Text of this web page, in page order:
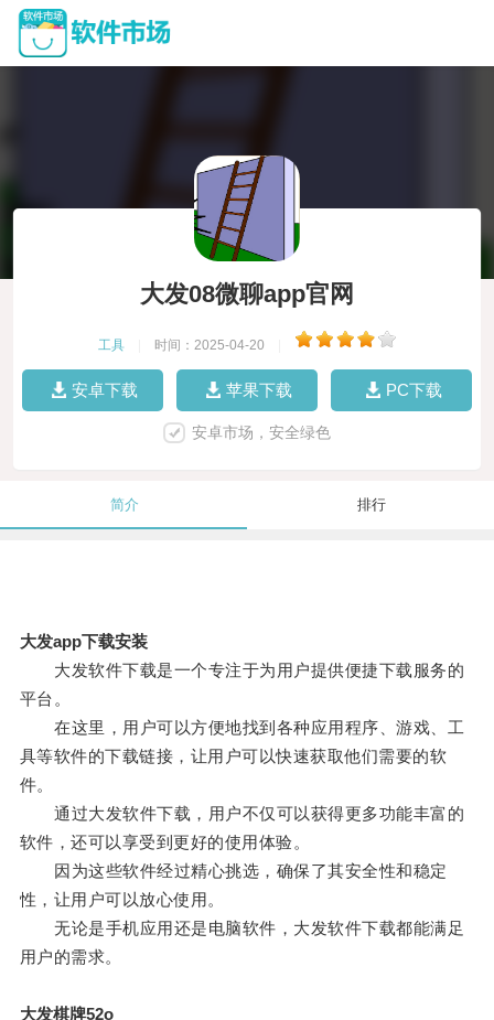
大发08微聊app官网
工具 时间：2025-04-20
安卓下载 苹果下载 PC下载
安卓市场，安全绿色
简介 排行
大发app下载安装
大发软件下载是一个专注于为用户提供便捷下载服务的
平台。
在这里，用户可以方便地找到各种应用程序、游戏、工
具等软件的下载链接，让用户可以快速获取他们需要的软
件。
通过大发软件下载，用户不仅可以获得更多功能丰富的
软件，还可以享受到更好的使用体验。
因为这些软件经过精心挑选，确保了其安全性和稳定
性，让用户可以放心使用。
无论是手机应用还是电脑软件，大发软件下载都能满足
用户的需求。
大发棋牌52o